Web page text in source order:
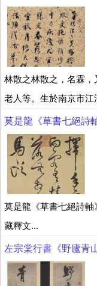
林散之林散之，名霖
老人等。生於南京市江
莫是龍《草書七絕詩
莫是龍《草書七絕詩
藏釋文...
左宗棠行書《野廬青